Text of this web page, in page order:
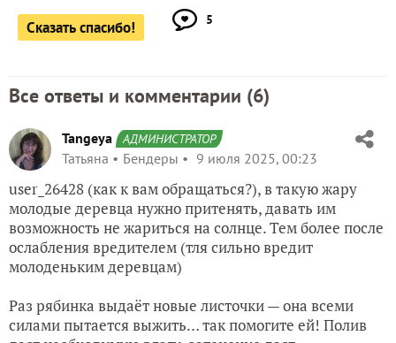
Сказать спасибо! 5
Все ответы и комментарии (6)
Tangeya АДМИНИСТРАТОР
Татьяна Бендеры 9 июля 2025, 00:23
user_26428 (как к вам обращаться?), в такую жару
молодые деревца нужно притенять, давать им
возможность не жариться на солнце. Тем более после
ослабления вредителем (тля сильно вредит
молоденьким деревцам)
Раз рябинка выдаёт новые листочки — она всеми
силами пытается выжить… так помогите ей! Полив